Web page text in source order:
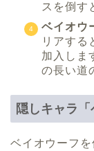
スを倒す
ベイオウ
リアする
加入しま
の長い道
隠しキャラ
ベイオウーフ